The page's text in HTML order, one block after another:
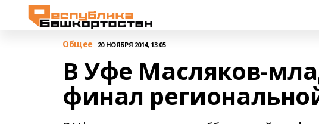
Общее 20 НОЯБРЯ 2014, 13:05
В Уфе Масляков-
финал